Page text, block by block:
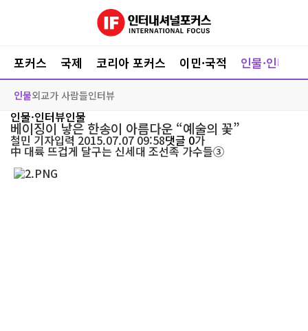
포커스 국제 코리아 포커스 이민·국적 인물·인터뷰
인물외교가 사람들인터뷰
인물·인터뷰인물
베이징이 낳은 한송이 아름다운 “예술의 꽃”
철민기자입력 2015.07.07 09:58댓글 0가
中 대륙 뜨겁게 달구는 신세대 조선족 가수들③